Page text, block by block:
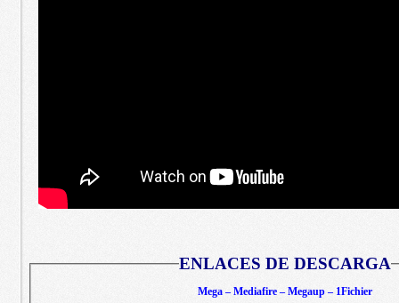
ENLACES DE DESCARGA
Mega – Mediafire – Megaup – 1Fichier